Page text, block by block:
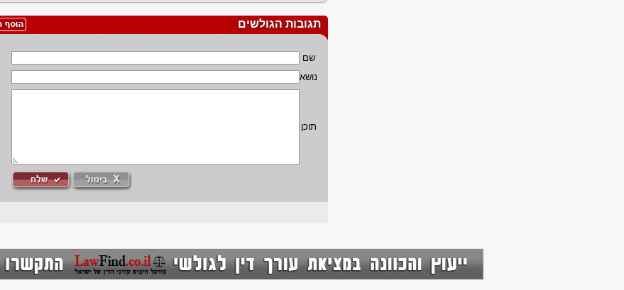
תגובות הגולשים
שם
נושא
תוכן